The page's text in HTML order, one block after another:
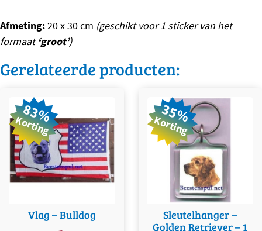
Afmeting:20 x 30 cm (geschikt voor 1 sticker van het
formaat‘groot’)
Gerelateerde producten:
83%
Korting
Vlag – Bulldog
35%
Korting
Sleutelhanger –
Golden Retriever – 1